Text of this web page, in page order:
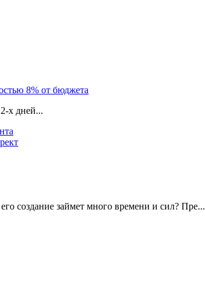
8% от бюджета
х дней...
создание займет много времени и сил? Пре...